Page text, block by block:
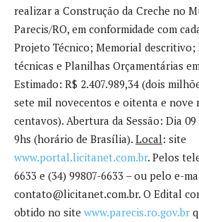
realizar a Construção da Creche no
Parecis/RO, em conformidade com
Projeto Técnico; Memorial descritivo;
técnicas e Planilhas Orçamentárias
Estimado: R$ 2.407.989,34 (dois
sete mil novecentos e oitenta e nove
centavos). Abertura da Sessão: Dia
9hs (horário de Brasília). Local: site
www.portal.licitanet.com.br. Pelos
6633 e (34) 99807-6633 – ou pelo e-
contato@licitanet.com.br. O Edital
obtido no site www.parecis.ro.gov.br